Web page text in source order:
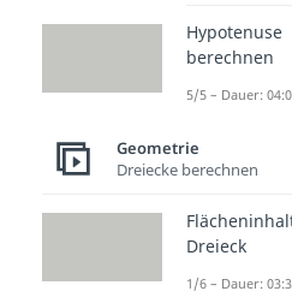
Nach
Hypotenuse
berechnen
5/5 – Dauer:
Geometrie
Dreiecke berechnen
Dreieck
1/6 – Dauer: